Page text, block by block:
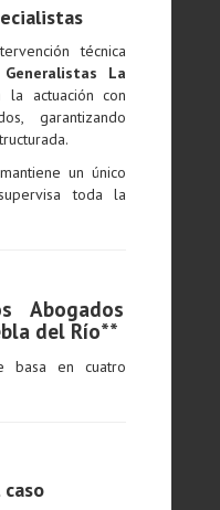
técnica
Generalistas La
la actuación con
garantizando
un único
toda la
Abogados
del Río**
basa en cuatro